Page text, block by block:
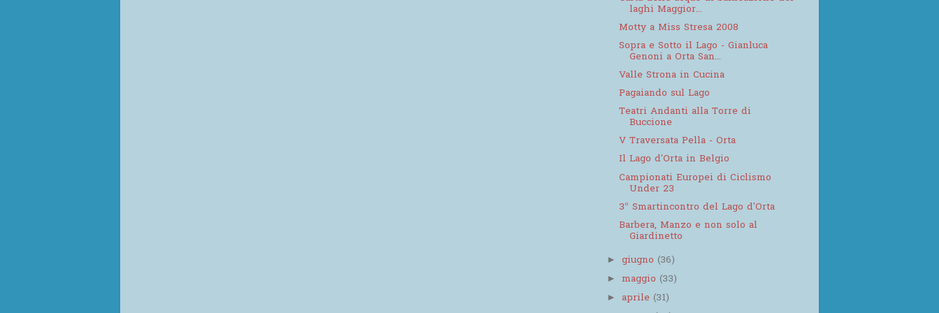
laghi Maggior...
Motty a Miss Stresa 2008
Sopra e Sotto il Lago - Gianluca
Genoni a Orta San...
Valle Strona in Cucina
Pagaiando sul Lago
Teatri Andanti alla Torre di
Buccione
V Traversata Pella - Orta
Il Lago d'Orta in Belgio
Campionati Europei di Ciclismo
Under 23
3° Smartincontro del Lago d'Orta
Barbera, Manzo e non solo al
Giardinetto
►giugno(36)
►maggio(33)
► aprile(31)